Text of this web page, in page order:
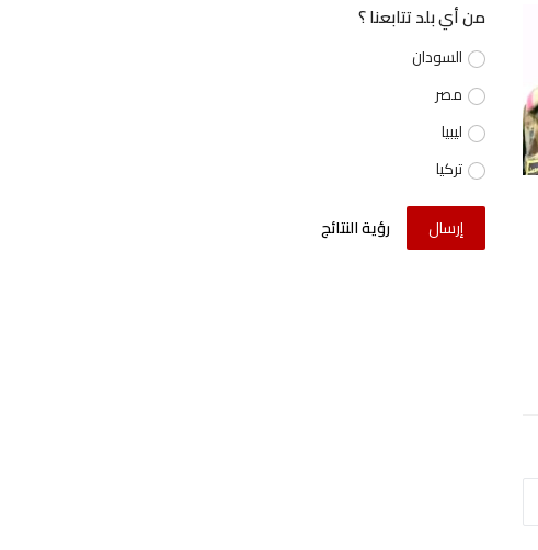
من أي بلد تتابعنا ؟
السودان
مصر
ليبيا
تركيا
إرسال رؤية النتائج